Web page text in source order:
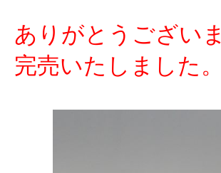
ありがとうございま
完売いたしました。